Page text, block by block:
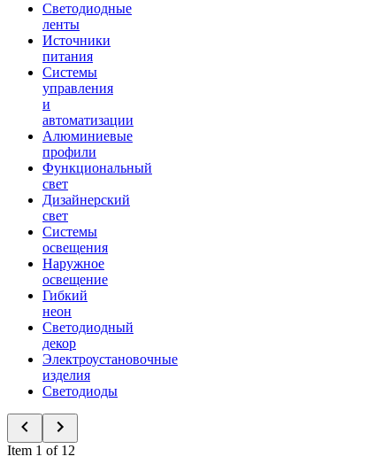
Светодиодные
ленты
Источники
питания
Системы
управления
и
автоматизации
Алюминиевые
профили
Функциональный
свет
Дизайнерский
свет
Системы
освещения
Наружное
освещение
Гибкий
неон
Светодиодный
декор
Электроустановочные
изделия
Светодиоды
Item 1 of 12